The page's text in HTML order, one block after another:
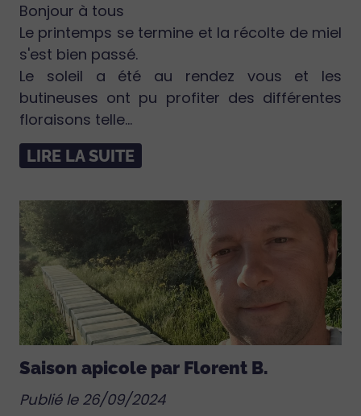
Bonjour à tous
Le printemps se termine et la récolte de miel
s'est bien passé.
Le soleil a été au rendez vous et les
butineuses ont pu profiter des différentes
floraisons telle...
LIRE LA SUITE
Saison apicole par Florent B.
Publié le 26/09/2024